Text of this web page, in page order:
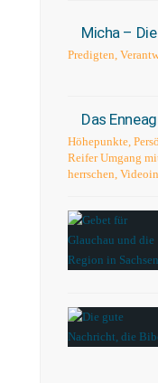
Micha –
Predigten,
Das
Höhepunkte,
Reifer Umgang
herrschen,